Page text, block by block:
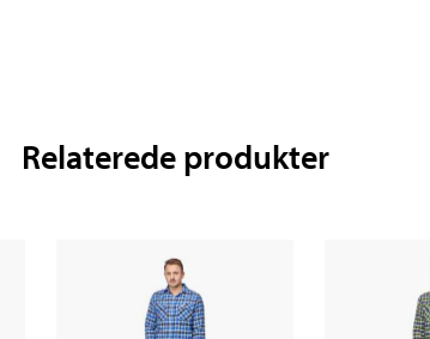
Relaterede produkter